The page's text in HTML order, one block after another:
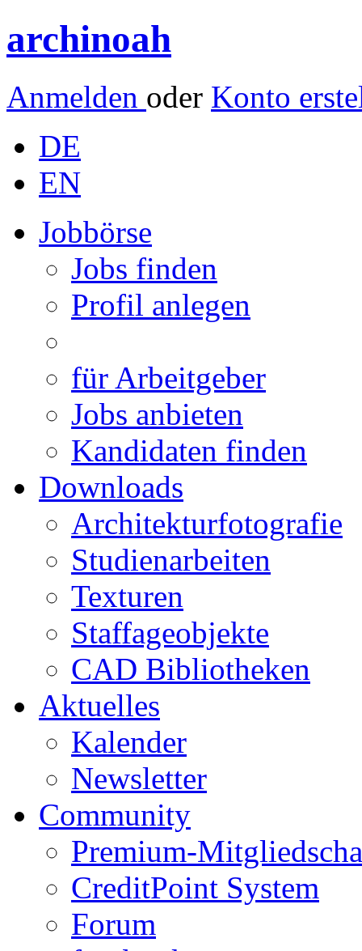
archinoah
Anmelden oder Konto
DE
EN
Jobbörse
Jobs finden
Profil anlegen
für Arbeitgeber
Jobs anbieten
Kandidaten finden
Downloads
Architekturfotografie
Studienarbeiten
Texturen
Staffageobjekte
CAD Bibliotheken
Aktuelles
Kalender
Newsletter
Community
Premium-
CreditPoint System
Forum